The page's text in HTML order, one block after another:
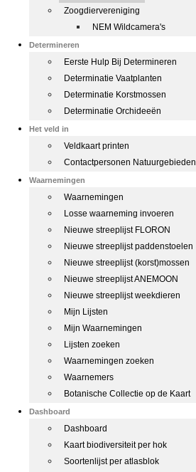
Zoogdiervereniging
NEM Wildcamera's
Determineren
Eerste Hulp Bij Determineren
Determinatie Vaatplanten
Determinatie Korstmossen
Determinatie Orchideeën
Het veld in
Veldkaart printen
Contactpersonen Natuurgebieden
Waarnemingen
Waarnemingen
Losse waarneming invoeren
Nieuwe streeplijst FLORON
Nieuwe streeplijst paddenstoelen
Nieuwe streeplijst (korst)mossen
Nieuwe streeplijst ANEMOON
Nieuwe streeplijst weekdieren
Mijn Lijsten
Mijn Waarnemingen
Lijsten zoeken
Waarnemingen zoeken
Waarnemers
Botanische Collectie op de Kaart
Dashboard
Dashboard
Kaart biodiversiteit per hok
Soortenlijst per atlasblok